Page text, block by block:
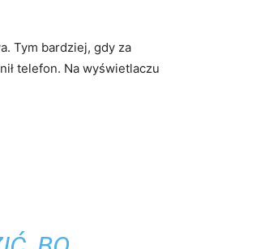
Tym bardziej, gdy za
telefon. Na wyświetlaczu